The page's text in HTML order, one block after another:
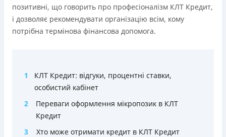
позитивні, що говорить про професіоналізм КЛТ Кредит,
і дозволяє рекомендувати організацію всім, кому
потрібна термінова фінансова допомога.
1
КЛТ Кредит: відгуки, процентні ставки,
особистий кабінет
2
Переваги оформлення мікропозик в КЛТ
Кредит
3
Хто може отримати кредит в КЛТ Кредит